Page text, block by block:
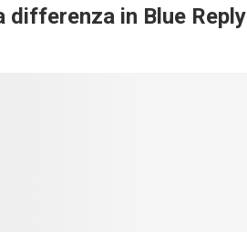
differenza in Blue Reply